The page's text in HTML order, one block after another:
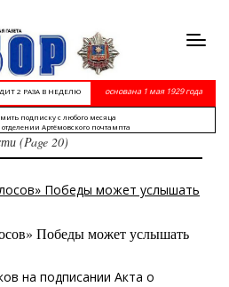
2 РАЗА В НЕДЕЛЮ основана 1 мая 1929 года
подписку с любого месяца
Артёмовского почтампта
(Page 20)
Победы может услышать
на подписании Акта о